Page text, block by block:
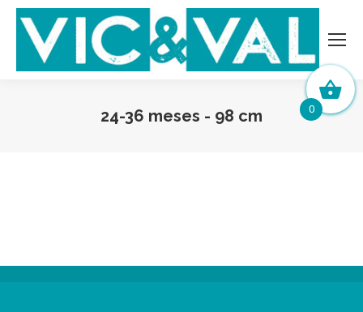
24-36 meses - 98 cm 0